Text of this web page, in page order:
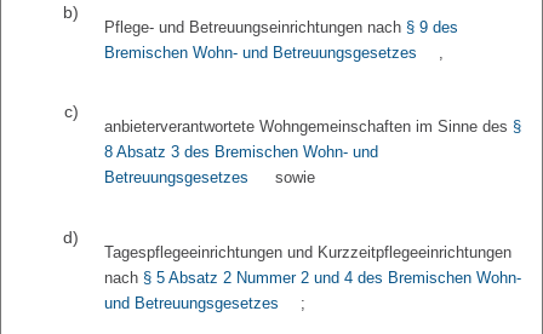
b)
Pflege- und Betreuungseinrichtungen nach § 9 des
Bremischen Wohn- und Betreuungsgesetzes
c)
anbieterverantwortete Wohngemeinschaften im Sinne des §
8 Absatz 3 des Bremischen Wohn- und
Betreuungsgesetzes
sowie
d)
Tagespflegeeinrichtungen und Kurzzeitpflegeeinrichtungen
nach § 5 Absatz 2 Nummer 2 und 4 des Bremischen Wohn-
und Betreuungsgesetzes
;